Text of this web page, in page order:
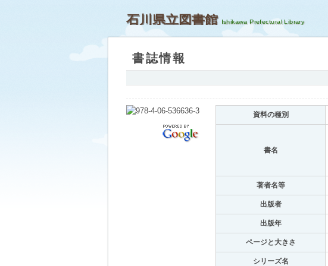
石川県立図書館
書誌情報
資料の種別
書名
著者名等
出版者
出版年
ページと大きさ
シリーズ名